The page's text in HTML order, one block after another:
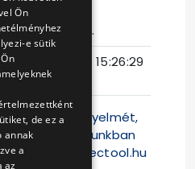
VB-331/15.
2015-12-11 15:26:29
figyelmét,
eljárásunkban
a
www.electool.hu
Ön
e sütik
de ez a
annak
a
az